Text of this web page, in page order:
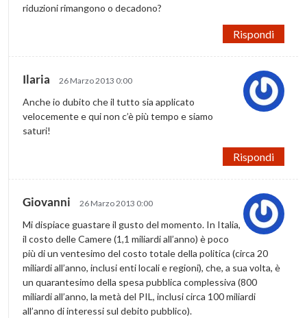
riduzioni rimangono o decadono?
Rispondi
Ilaria 26 Marzo 2013 0:00
Anche io dubito che il tutto sia applicato
velocemente e qui non c’è più tempo e siamo
saturi!
Rispondi
Giovanni 26 Marzo 2013 0:00
Mi dispiace guastare il gusto del momento. In Italia,
il costo delle Camere (1,1 miliardi all’anno) è poco
più di un ventesimo del costo totale della politica (circa 20
miliardi all’anno, inclusi enti locali e regioni), che, a sua volta, è
un quarantesimo della spesa pubblica complessiva (800
miliardi all’anno, la metà del PIL, inclusi circa 100 miliardi
all’anno di interessi sul debito pubblico).